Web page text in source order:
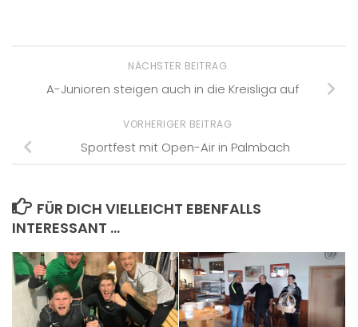
NÄCHSTER BEITRAG
A-Junioren steigen auch in die Kreisliga auf
VORHERIGER BEITRAG
Sportfest mit Open-Air in Palmbach
FÜR DICH VIELLEICHT EBENFALLS
INTERESSANT …